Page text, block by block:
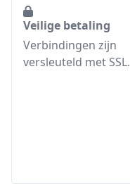
Veilige betaling
Verbindingen zijn
versleuteld met SSL.